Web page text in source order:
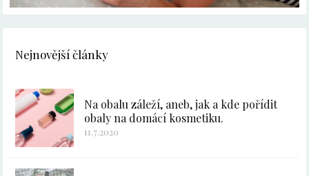
Nejnovější články
Na obalu záleží, aneb, jak a kde pořídit
obaly na domácí kosmetiku.
11.7.2020